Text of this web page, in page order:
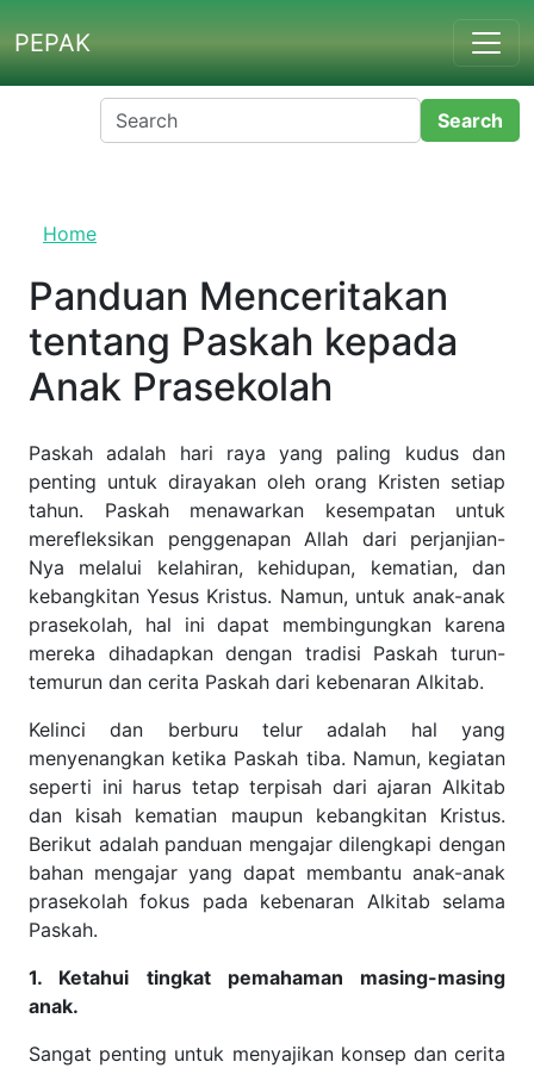
PEPAK
Home
Panduan Menceritakan
tentang Paskah kepada
Anak Prasekolah
Paskah adalah hari raya yang paling kudus dan
penting untuk dirayakan oleh orang Kristen setiap
tahun. Paskah menawarkan kesempatan untuk
merefleksikan penggenapan Allah dari perjanjian-
Nya melalui kelahiran, kehidupan, kematian, dan
kebangkitan Yesus Kristus. Namun, untuk anak-anak
prasekolah, hal ini dapat membingungkan karena
mereka dihadapkan dengan tradisi Paskah turun-
temurun dan cerita Paskah dari kebenaran Alkitab.
Kelinci dan berburu telur adalah hal yang
menyenangkan ketika Paskah tiba. Namun, kegiatan
seperti ini harus tetap terpisah dari ajaran Alkitab
dan kisah kematian maupun kebangkitan Kristus.
Berikut adalah panduan mengajar dilengkapi dengan
bahan mengajar yang dapat membantu anak-anak
prasekolah fokus pada kebenaran Alkitab selama
Paskah.
1. Ketahui tingkat pemahaman masing-masing anak.
yang dapat dipahami oleh anak-anak. Setiap anak